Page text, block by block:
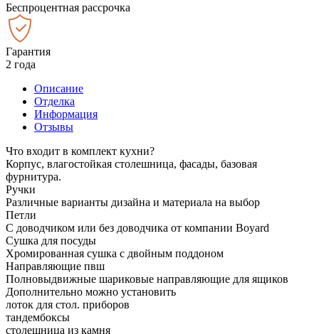
Беспроцентная рассрочка
Гарантия
2 года
Описание
Отделка
Информация
Отзывы
Что входит в комплект кухни?
Корпус, влагостойкая столешница, фасады, базовая
фурнитура.
Ручки
Различные варианты дизайна и материала на выбор
Петли
С доводчиком или без доводчика от компании Boyard
Сушка для посуды
Хромированная сушка с двойным поддоном
Направляющие пвш
Полновыдвижные шариковые направляющие для ящиков
Дополнительно можно установить
лоток для стол. приборов
тандембоксы
столешница из камня